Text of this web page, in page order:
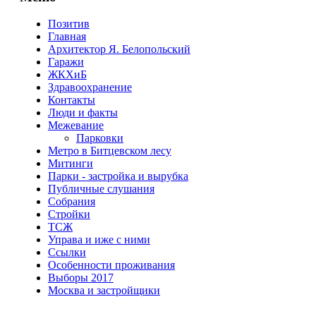
Позитив
Главная
Архитектор Я. Белопольский
Гаражи
ЖКХиБ
Здравоохранение
Контакты
Люди и факты
Межевание
Парковки
Метро в Битцевском лесу
Митинги
Парки - застройка и вырубка
Публичные слушания
Собрания
Стройки
ТСЖ
Управа и иже с ними
Ссылки
Особенности проживания
Выборы 2017
Москва и застройщики